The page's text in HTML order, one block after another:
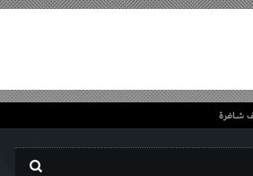
شاغرة